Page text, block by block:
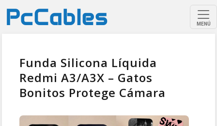
MENÚ
Funda Silicona Líquida
Redmi A3/A3X – Gatos
Bonitos Protege Cámara